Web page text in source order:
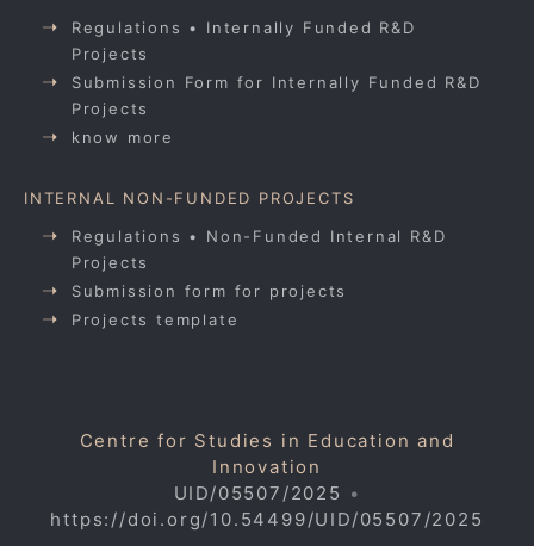
Regulations • Internally Funded R&D
Projects
Submission Form for Internally Funded R&D
Projects
know more
INTERNAL NON-FUNDED PROJECTS
Regulations • Non-Funded Internal R&D
Projects
Submission form for projects
Projects template
Centre for Studies in Education and
Innovation
UID/05507/2025 •
https://doi.org/10.54499/UID/05507/2025